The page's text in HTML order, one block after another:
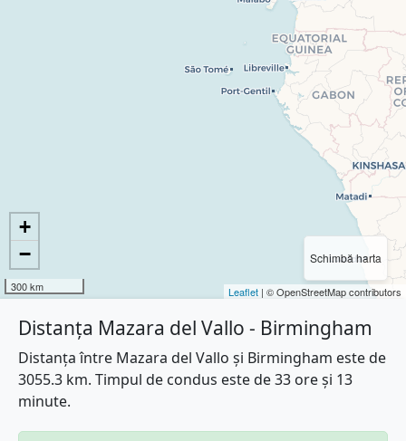
Schimbă harta
+
−
300 km Leaflet | © OpenStreetMap contributors
Distanța Mazara del Vallo - Birmingham
Distanța între Mazara del Vallo și Birmingham este de
3055.3 km. Timpul de condus este de 33 ore și 13
minute.